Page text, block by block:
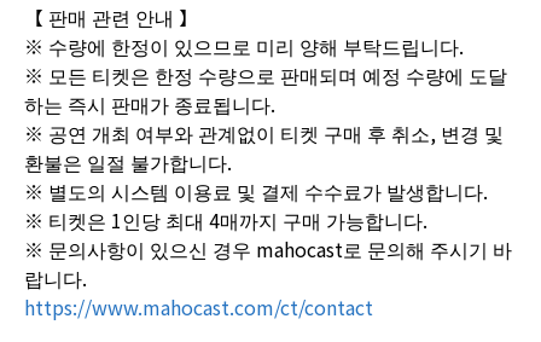
【 판매 관련 안내 】
※ 수량에 한정이 있으므로 미리 양해 부탁드립니다.
※ 모든 티켓은 한정 수량으로 판매되며 예정 수량에 도달
하는 즉시 판매가 종료됩니다.
※ 공연 개최 여부와 관계없이 티켓 구매 후 취소, 변경 및
환불은 일절 불가합니다.
※ 별도의 시스템 이용료 및 결제 수수료가 발생합니다.
※ 티켓은 1인당 최대 4매까지 구매 가능합니다.
※ 문의사항이 있으신 경우 mahocast로 문의해 주시기 바
랍니다.
https://www.mahocast.com/ct/contact